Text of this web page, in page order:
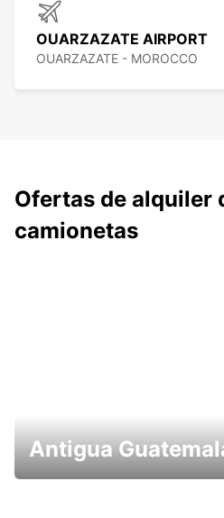
OUARZAZATE AIRPORT
OUARZAZATE - MOROCCO
Ofertas de alquiler
camionetas
Antigua